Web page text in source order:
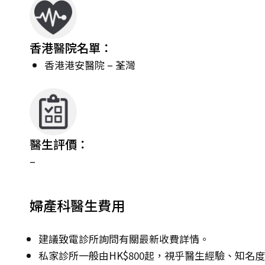
香港醫院名單：
香港港安醫院 – 荃灣
醫生評價：
–
婦產科醫生費用
建議致電診所詢問有關最新收費詳情。
私家診所一般由HK$800起，視乎醫生經驗、知名